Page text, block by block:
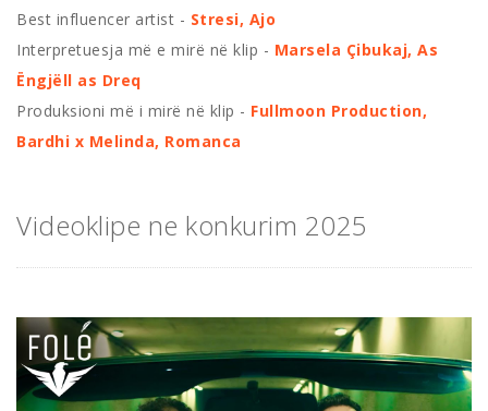
Best influencer artist - Stresi, Ajo
Interpretuesja më e mirë në klip - Marsela Çibukaj, As
Ëngjëll as Dreq
Produksioni më i mirë në klip - Fullmoon Production,
Bardhi x Melinda, Romanca
Videoklipe ne konkurim 2025